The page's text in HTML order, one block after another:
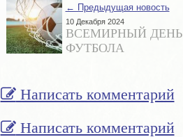
← Предыдущая новость
10 Декабря 2024
ВСЕМИРНЫЙ ДЕНЬ
ФУТБОЛА
Написать комментарий
Написать комментарий